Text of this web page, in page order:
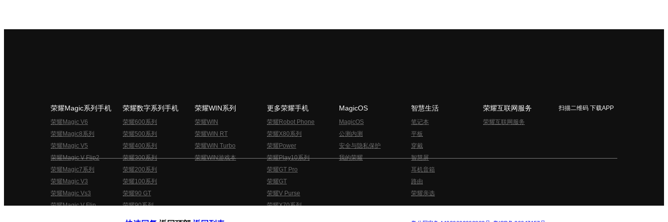
荣耀Magic系列手机
荣耀Magic V6
荣耀Magic8系列
荣耀Magic V5
荣耀Magic V Flip2
荣耀Magic7系列
荣耀Magic V3
荣耀Magic Vs3
荣耀Magic V Flip
荣耀数字系列手机
荣耀600系列
荣耀500系列
荣耀400系列
荣耀300系列
荣耀200系列
荣耀100系列
荣耀90 GT
荣耀90系列
荣耀WIN系列
荣耀WIN
荣耀WIN RT
荣耀WIN Turbo
荣耀WIN游戏本
更多荣耀手机
荣耀Robot Phone
荣耀X80系列
荣耀Power
荣耀Play10系列
荣耀GT Pro
荣耀GT
荣耀V Purse
荣耀X70系列
MagicOS
MagicOS
公测内测
安全与隐私保护
我的荣耀
智慧生活
笔记本
平板
穿戴
智慧屏
耳机音箱
路由
荣耀亲选
荣耀互联网服务
荣耀互联网服务
扫描二维码 下载APP